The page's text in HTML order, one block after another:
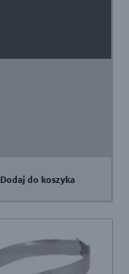
Dodaj do koszyka